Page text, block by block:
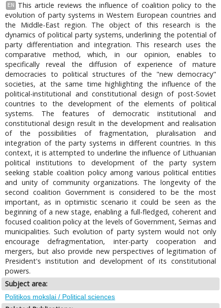
EN
This article reviews the influence of coalition policy to the
evolution of party systems in Western European countries and
the Middle-East region. The object of this research is the
dynamics of political party systems, underlining the potential of
party differentiation and integration. This research uses the
comparative method, which, in our opinion, enables to
specifically reveal the diffusion of experience of mature
democracies to political structures of the "new democracy"
societies, at the same time highlighting the influence of the
political-institutional and constitutional design of post-Soviet
countries to the development of the elements of political
systems. The features of democratic institutional and
constitutional design result in the development and realisation
of the possibilities of fragmentation, pluralisation and
integration of the party systems in different countries. In this
context, it is attempted to underline the influence of Lithuanian
political institutions to development of the party system
seeking stable coalition policy among various political entities
and unity of community organizations. The longevity of the
second coalition Government is considered to be the most
important, as in optimistic scenario it could be seen as the
beginning of a new stage, enabling a full-fledged, coherent and
focused coalition policy at the levels of Government, Seimas and
municipalities. Such evolution of party system would not only
encourage defragmentation, inter-party cooperation and
mergers, but also provide new perspectives of legitimation of
President's institution and development of its constitutional
powers.
Subject area:
Politikos mokslai / Political sciences